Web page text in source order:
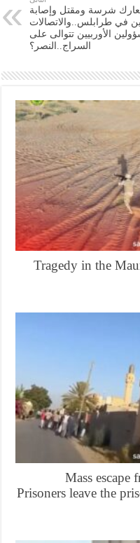
ومقتل وإصابة
طرابلس..والاتصالات
تتوالى على
السراج..النصر؟
Tragedy in
Mass
Prisoners leave